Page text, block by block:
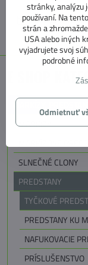
E SHOP
MARKÍZY,
MARKÍZY
SLNEČNÉ CLONY
PREDSTANY
TYČKOVÉ
PREDSTANY KU
NAFUKOVACIE
PRÍSLUŠENSTVO
stránky, analýzu
používaní. Na
strán a
USA alebo iných
vyjadrujete svoj
podrobné
Odmietnuť